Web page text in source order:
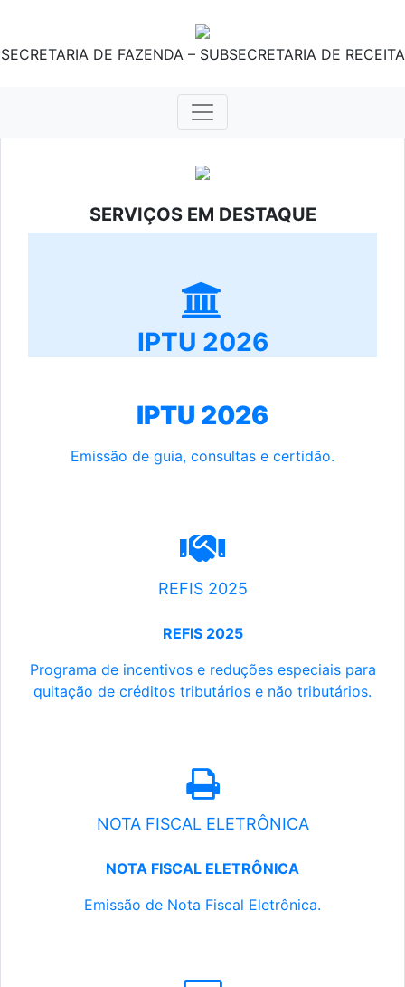
SECRETARIA DE FAZENDA – SUBSECRETARIA DE RECEITA
SERVIÇOS EM DESTAQUE
IPTU 2026
IPTU 2026
Emissão de guia, consultas e certidão.
REFIS 2025
REFIS 2025
Programa de incentivos e reduções especiais para
quitação de créditos tributários e não tributários.
NOTA FISCAL ELETRÔNICA
NOTA FISCAL ELETRÔNICA
Emissão de Nota Fiscal Eletrônica.